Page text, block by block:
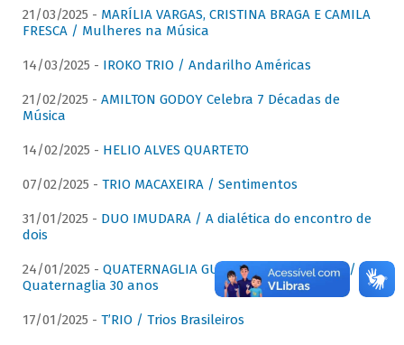
21/03/2025 - MARÍLIA VARGAS, CRISTINA BRAGA E CAMILA
FRESCA / Mulheres na Música
14/03/2025 - IROKO TRIO / Andarilho Américas
21/02/2025 - AMILTON GODOY Celebra 7 Décadas de
Música
14/02/2025 - HELIO ALVES QUARTETO
07/02/2025 - TRIO MACAXEIRA / Sentimentos
31/01/2025 - DUO IMUDARA / A dialética do encontro de
dois
24/01/2025 - QUATERNAGLIA GUITAR QUARTET (QGQ) /
Quaternaglia 30 anos
17/01/2025 - T’RIO / Trios Brasileiros